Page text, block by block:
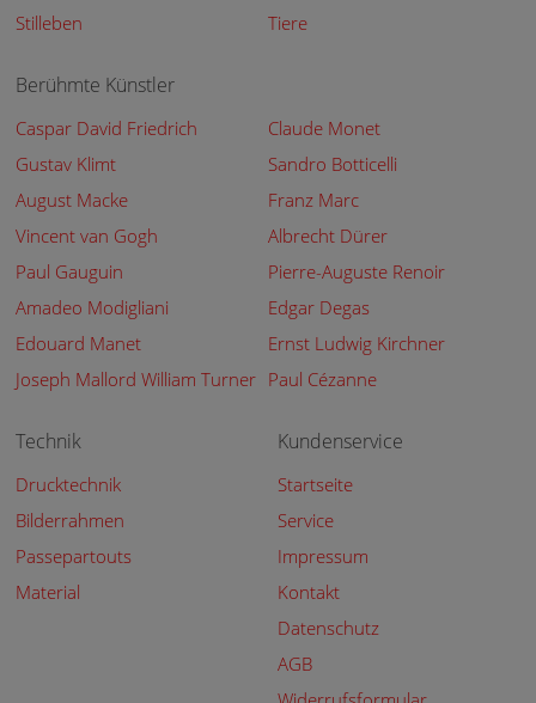
Stilleben
Tiere
Berühmte Künstler
Caspar David Friedrich
Claude Monet
Gustav Klimt
Sandro Botticelli
August Macke
Franz Marc
Vincent van Gogh
Albrecht Dürer
Paul Gauguin
Pierre-Auguste Renoir
Amadeo Modigliani
Edgar Degas
Edouard Manet
Ernst Ludwig Kirchner
Joseph Mallord William Turner Paul Cézanne
Technik
Drucktechnik
Bilderrahmen
Passepartouts
Material
Kundenservice
Startseite
Service
Impressum
Kontakt
Datenschutz
AGB